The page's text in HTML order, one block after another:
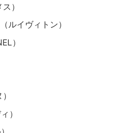
）
ルイヴィトン）
）
）